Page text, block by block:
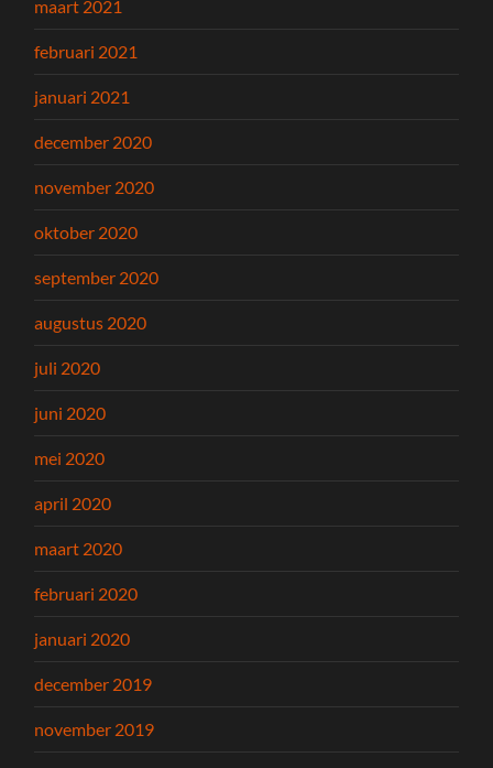
maart 2021
februari 2021
januari 2021
december 2020
november 2020
oktober 2020
september 2020
augustus 2020
juli 2020
juni 2020
mei 2020
april 2020
maart 2020
februari 2020
januari 2020
december 2019
november 2019